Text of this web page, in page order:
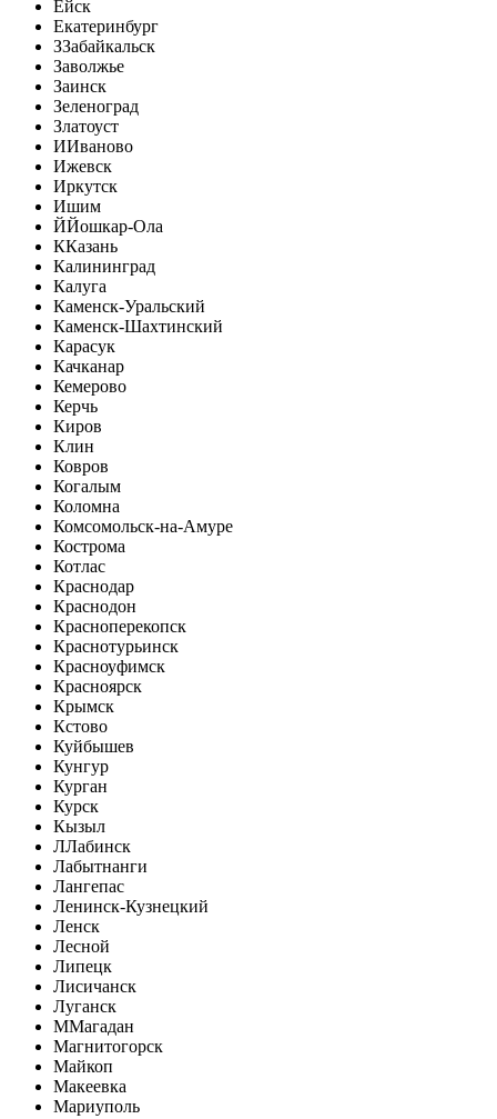
Ейск
Екатеринбург
ЗЗабайкальск
Заволжье
Заинск
Зеленоград
Златоуст
ИИваново
Ижевск
Иркутск
Ишим
ЙЙошкар-Ола
ККазань
Калининград
Калуга
Каменск-Уральский
Каменск-Шахтинский
Карасук
Качканар
Кемерово
Керчь
Киров
Клин
Ковров
Когалым
Коломна
Комсомольск-на-Амуре
Кострома
Котлас
Краснодар
Краснодон
Красноперекопск
Краснотурьинск
Красноуфимск
Красноярск
Крымск
Кстово
Куйбышев
Кунгур
Курган
Курск
Кызыл
ЛЛабинск
Лабытнанги
Лангепас
Ленинск-Кузнецкий
Ленск
Лесной
Липецк
Лисичанск
Луганск
ММагадан
Магнитогорск
Майкоп
Макеевка
Мариуполь